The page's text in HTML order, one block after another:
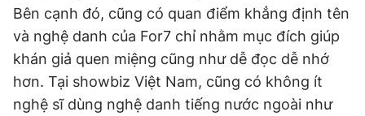
Bên cạnh đó, cũng có quan điểm khẳng định tên
và nghệ danh của For7 chỉ nhằm mục đích giúp
khán giả quen miệng cũng như dễ đọc dễ nhớ
hơn. Tại showbiz Việt Nam, cũng có không ít
nghệ sĩ dùng nghệ danh tiếng nước ngoài như